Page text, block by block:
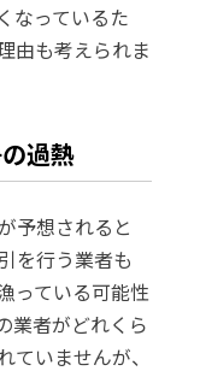
なっているた
由も考えられま
過熱
予想されると
を行う業者も
っている可能性
業者がどれくら
ていませんが、